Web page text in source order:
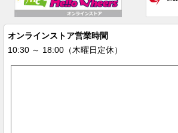
オンラインストア営業時間
10:30 ～ 18:00（木曜日定休）